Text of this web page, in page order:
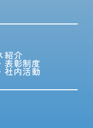
紹介
表彰制度
社内活動